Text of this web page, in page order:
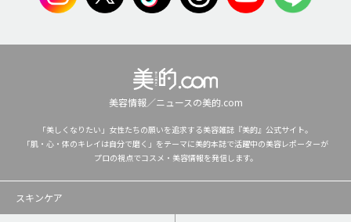
美容情報／ニュースの美的.com
「美しくなりたい」女性たちの願いを追求する美容雑誌『美的』公式サイト。
「肌・心・体のキレイは自分で磨く」をテーマに美的本誌で活躍中の美容レポーターが
プロの視点でコスメ・美容情報を発信します。
スキンケア